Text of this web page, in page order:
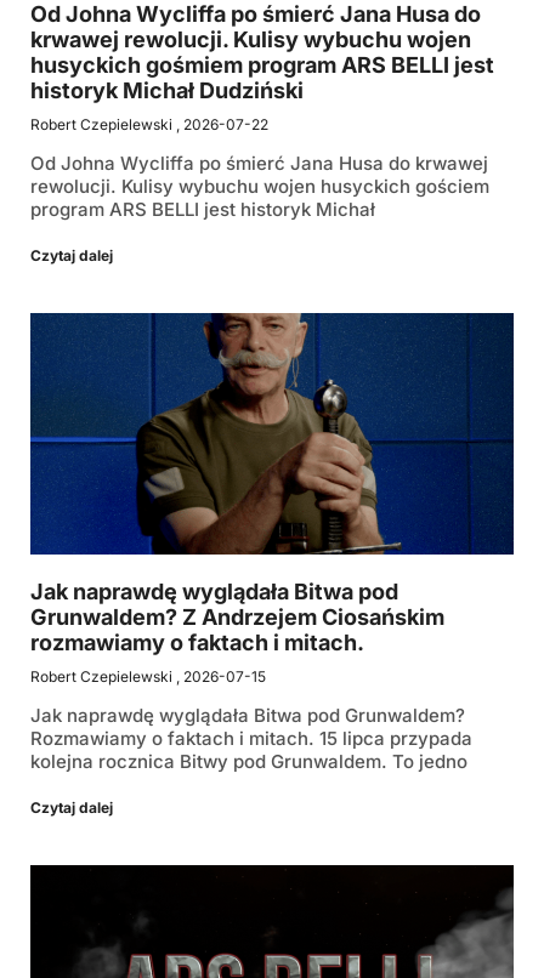
Od Johna Wycliffa po śmierć Jana Husa do
krwawej rewolucji. Kulisy wybuchu wojen
husyckich gośmiem program ARS BELLI jest
historyk Michał Dudziński
Robert Czepielewski 2026-07-22
Od Johna Wycliffa po śmierć Jana Husa do krwawej
rewolucji. Kulisy wybuchu wojen husyckich gościem
program ARS BELLI jest historyk Michał
Czytaj dalej
Jak naprawdę wyglądała Bitwa pod
Grunwaldem? Z Andrzejem Ciosańskim
rozmawiamy o faktach i mitach.
Robert Czepielewski 2026-07-15
Jak naprawdę wyglądała Bitwa pod Grunwaldem?
Rozmawiamy o faktach i mitach. 15 lipca przypada
kolejna rocznica Bitwy pod Grunwaldem. To jedno
Czytaj dalej